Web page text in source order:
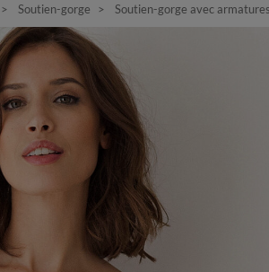
Soutien-gorge Soutien-gorge avec armatures